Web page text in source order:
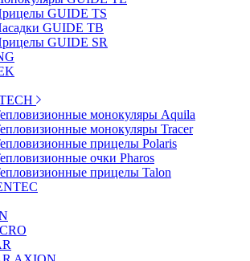
GUIDE TS
GUIDE TB
GUIDE SR
монокуляры Aquila
монокуляры Tracer
прицелы Polaris
очки Pharos
прицелы Talon